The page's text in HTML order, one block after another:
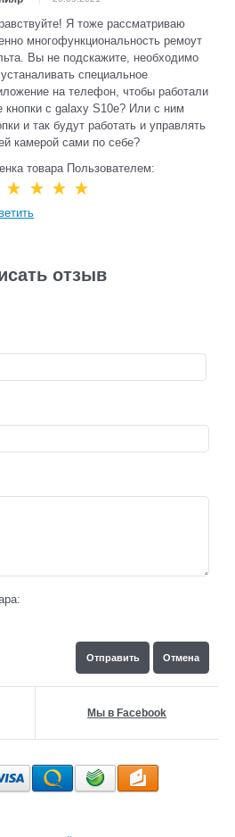
Я тоже рассматриваю
многофункциональность ремоут
Вы не подскажите, необходимо
специальное
на телефон, чтобы работали
кнопки с galaxy S10e? Или с ним
и так будут работать и управлять
камерой сами по себе?
товара Пользователем:
отзыв
Мы в Facebook